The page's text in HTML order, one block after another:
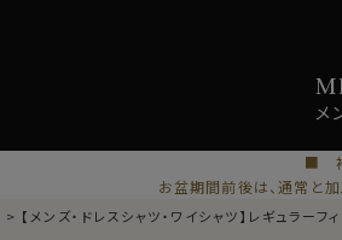
メ
■ 裄
お盆期間前後は、通常と
【メンズ・ドレスシャツ・ワイシャツ】レギュラー